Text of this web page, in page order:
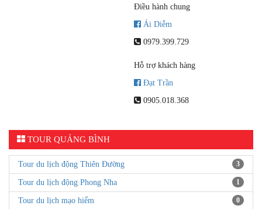
Điều hành chung
Ái Diễm
0979.399.729
Hỗ trợ khách hàng
Đạt Trần
0905.018.368
TOUR QUẢNG BÌNH
Tour du lịch động Thiên Đường 3
Tour du lịch động Phong Nha 1
Tour du lịch mạo hiểm 0